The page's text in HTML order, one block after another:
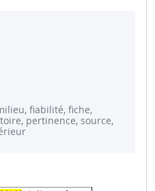
fiabilité, fiche,
pertinence, source,